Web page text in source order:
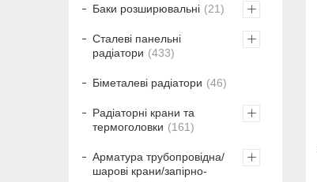
Баки розширювальні 21
Сталеві панельні
радіатори
433
Біметалеві радіатори 46
Радіаторні крани та
термоголовки
161
Арматура трубопровідна/
шарові крани/запірно-